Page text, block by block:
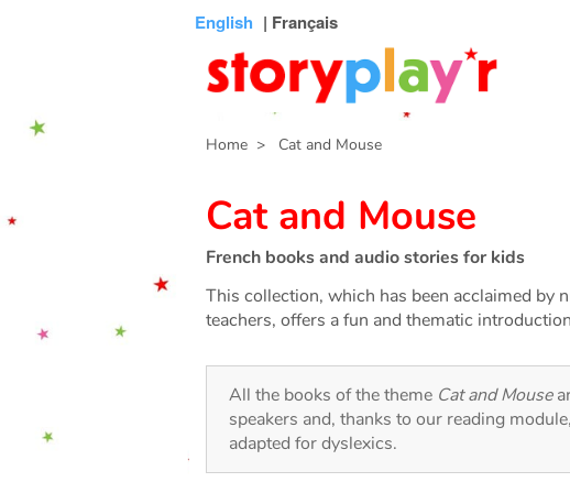
English | Français
Home > Cat and Mouse
Cat and Mouse
French books and audio stories for kids
This collection, which has been acclaimed by
teachers, offers a fun and thematic
All the books of the theme Cat and Mouse
speakers and, thanks to our reading
adapted for dyslexics.